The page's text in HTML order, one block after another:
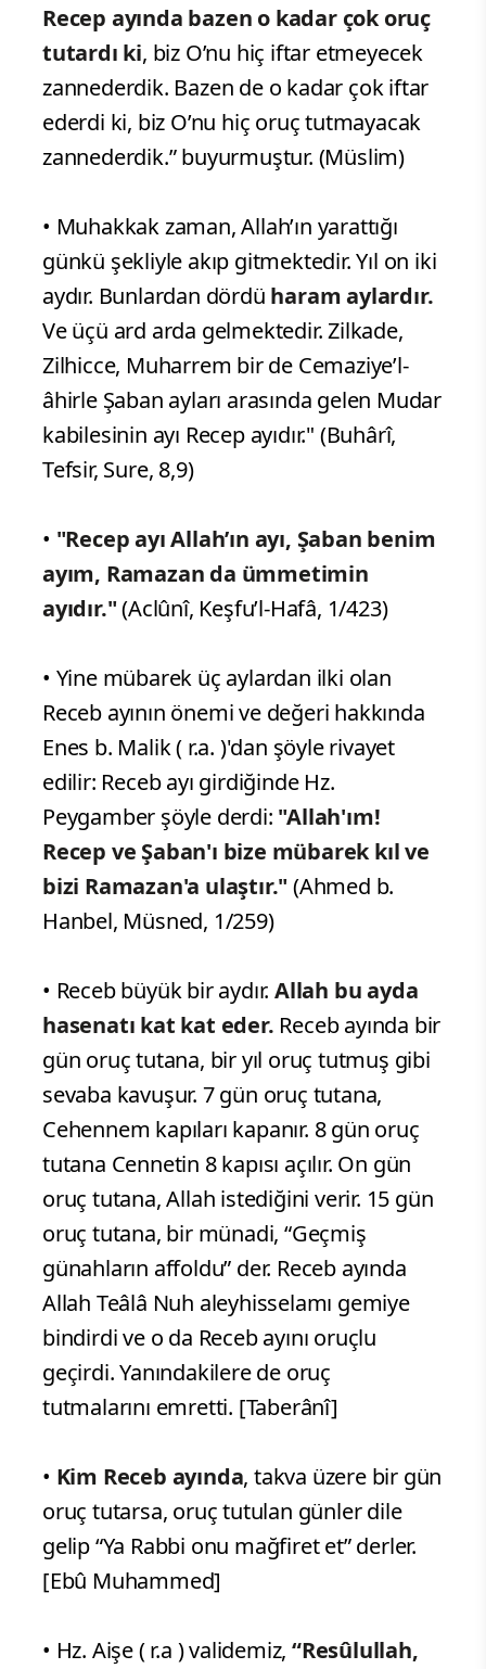
Recep ayında bazen o kadar çok oruç
tutardı ki, biz O’nu hiç iftar etmeyecek
zannederdik. Bazen de o kadar çok iftar
ederdi ki, biz O’nu hiç oruç tutmayacak
zannederdik.” buyurmuştur. (Müslim)
• Muhakkak zaman, Allah’ın yarattığı
günkü şekliyle akıp gitmektedir. Yıl on iki
aydır. Bunlardan dördü haram aylardır.
Ve üçü ard arda gelmektedir. Zilkade,
Zilhicce, Muharrem bir de Cemaziye’l-
âhirle Şaban ayları arasında gelen Mudar
kabilesinin ayı Recep ayıdır." (Buhârî,
Tefsir, Sure, 8,9)
• "Recep ayı Allah’ın ayı, Şaban benim
ayım, Ramazan da ümmetimin
ayıdır."(Aclûnî, Keşfu’l-Hafâ, 1/423)
• Yine mübarek üç aylardan ilki olan
Receb ayının önemi ve değeri hakkında
Enes b. Malik ( r.a. )'dan şöyle rivayet
edilir: Receb ayı girdiğinde Hz.
Peygamber şöyle derdi: "Allah'ım!
Recep ve Şaban'ı bize mübarek kıl ve
bizi Ramazan'a ulaştır." (Ahmed b.
Hanbel, Müsned, 1/259)
• Receb büyük bir aydır. Allah bu ayda
hasenatı kat kat eder. Receb ayında bir
gün oruç tutana, bir yıl oruç tutmuş gibi
sevaba kavuşur. 7 gün oruç tutana,
Cehennem kapıları kapanır. 8 gün oruç
tutana Cennetin 8 kapısı açılır. On gün
oruç tutana, Allah istediğini verir. 15 gün
oruç tutana, bir münadi, “Geçmiş
günahların affoldu” der. Receb ayında
Allah Teâlâ Nuh aleyhisselamı gemiye
bindirdi ve o da Receb ayını oruçlu
geçirdi. Yanındakilere de oruç
tutmalarını emretti. [Taberânî]
• Kim Receb ayında, takva üzere bir gün
oruç tutarsa, oruç tutulan günler dile
gelip “Ya Rabbi onu mağfiret et” derler.
[Ebû Muhammed]
• Hz. Aişe ( r.a ) validemiz, “Resûlullah,